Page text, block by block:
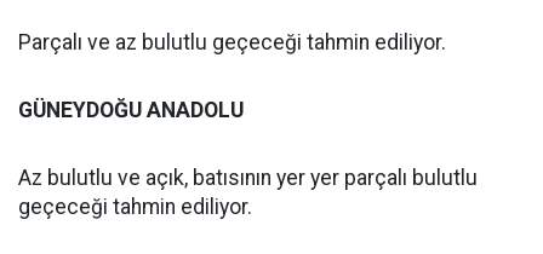
Parçalı ve az bulutlu geçeceği tahmin ediliyor.
GÜNEYDOĞU ANADOLU
Az bulutlu ve açık, batısının yer yer parçalı bulutlu
geçeceği tahmin ediliyor.